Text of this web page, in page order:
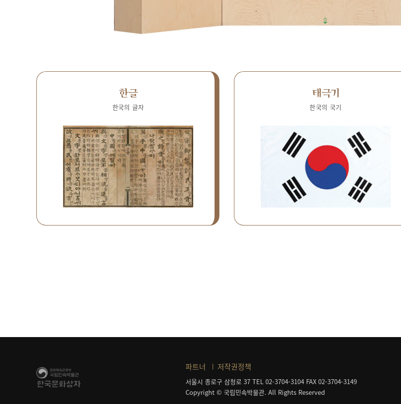
한글
한국의 글자
태극기
한국의 국기
파트너 저작권정책
서울시 종로구 삼청로 37 TEL 02-3704-3104 FAX 02-3704-3149
Copyright © 국립민속박물관. All Rights Reserved